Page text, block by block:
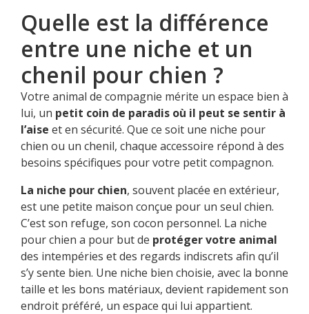
Quelle est la différence
entre une niche et un
chenil pour chien ?
Votre animal de compagnie mérite un espace bien à
lui, un petit coin de paradis où il peut se sentir à
l’aise et en sécurité. Que ce soit une niche pour
chien ou un chenil, chaque accessoire répond à des
besoins spécifiques pour votre petit compagnon.
La niche pour chien, souvent placée en extérieur,
est une petite maison conçue pour un seul chien.
C’est son refuge, son cocon personnel. La niche
pour chien a pour but de protéger votre animal
des intempéries et des regards indiscrets afin qu’il
s’y sente bien. Une niche bien choisie, avec la bonne
taille et les bons matériaux, devient rapidement son
endroit préféré, un espace qui lui appartient.